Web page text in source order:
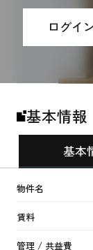
ログイ
基本情報
基本
物件名
賃料
管理 / 共益費